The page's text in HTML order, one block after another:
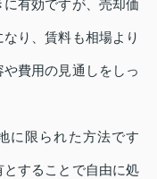
有効ですが、売却価
り、賃料も相場より
費用の見通しをしっ
に限られた方法です
することで自由に処